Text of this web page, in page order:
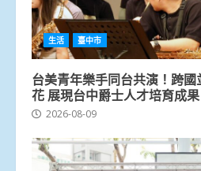
生活 臺中市
台美青年樂手同台共演！跨
花 展現台中爵士人才培育成果
2026-08-09